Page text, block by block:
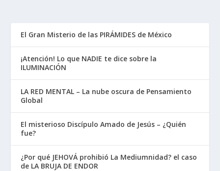
El Gran Misterio de las PIRÁMIDES de México
¡Atención! Lo que NADIE te dice sobre la
ILUMINACIÓN
LA RED MENTAL – La nube oscura de Pensamiento
Global
El misterioso Discípulo Amado de Jesús – ¿Quién
fue?
¿Por qué JEHOVÁ prohibió La Mediumnidad? el caso
de LA BRUJA DE ENDOR